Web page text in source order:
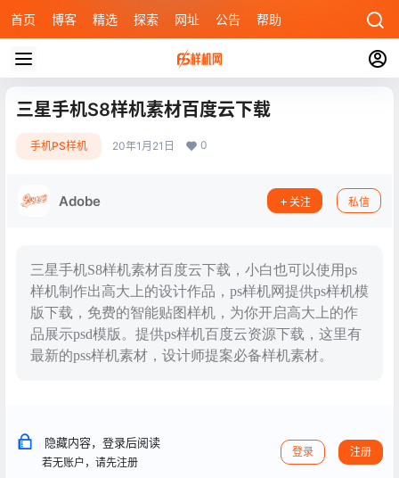
首页 博客 精选 探索 网址 公告 帮助
三星手机S8样机素材百度云下载
手机PS样机 20年1月21日 0
Adobe 关注 私信
三星手机S8样机素材百度云下载，小白也可以使用ps
样机制作出高大上的设计作品，ps样机网提供ps样机模
版下载，免费的智能贴图样机，为你开启高大上的作
品展示psd模版。提供ps样机百度云资源下载，这里有
最新的pss样机素材，设计师提案必备样机素材。
隐藏内容，登录后阅读
若无账户，请先注册
登录 注册